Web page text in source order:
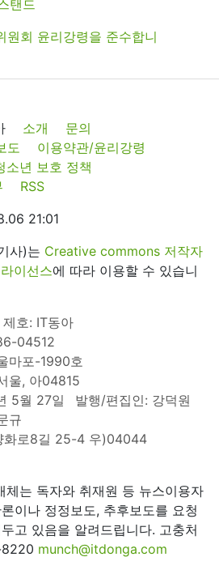
소개
문의
도
이용약관/윤리강령
소년 보호 정책
RSS
21:01
사)는 Creative commons 저작자
이선스에 따라 이용할 수 있습니
제호: IT동아
04512
마포-1990호
울, 아04815
5월 27일
발행/편집인: 강덕원
규
화로8길 25-4 우)04044
체는 독자와 취재원 등 뉴스이용자
이나 정정보도, 추후보도를 요청
고 있음을 알려드립니다. 고충처
munch@itdonga.com